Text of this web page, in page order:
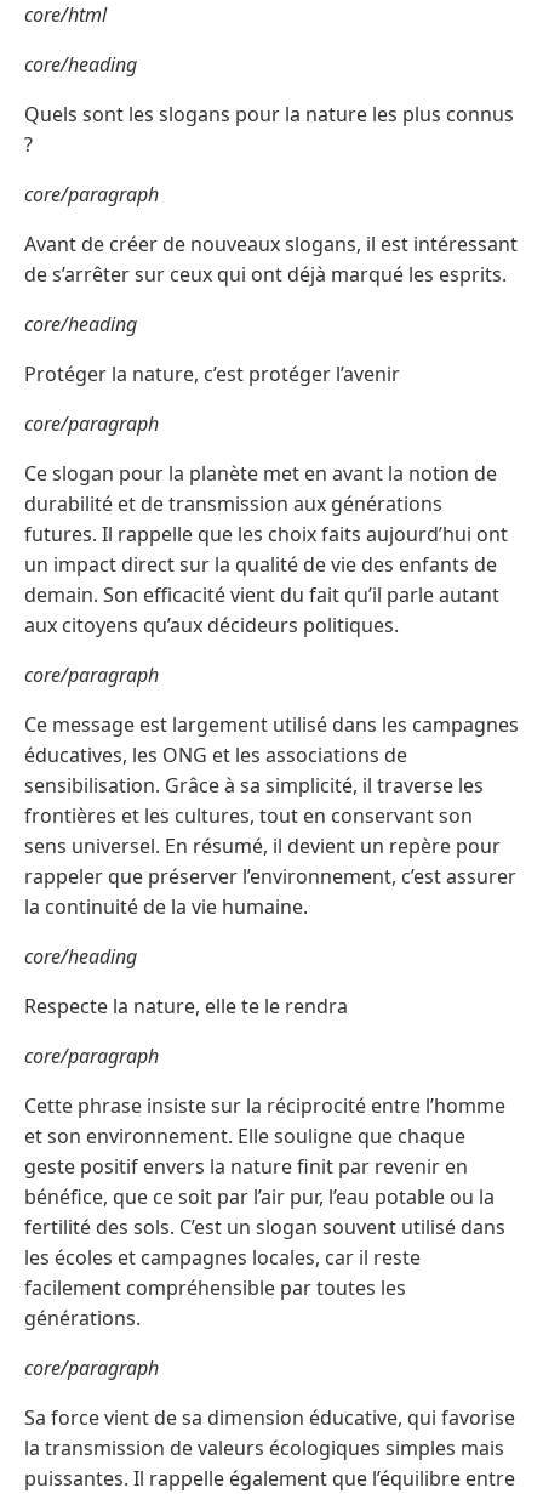
core/html
core/heading
Quels sont les slogans pour la nature les plus connus
?
core/paragraph
Avant de créer de nouveaux slogans, il est intéressant
de s’arrêter sur ceux qui ont déjà marqué les esprits.
core/heading
Protéger la nature, c’est protéger l’avenir
core/paragraph
Ce slogan pour la planète met en avant la notion de
durabilité et de transmission aux générations
futures. Il rappelle que les choix faits aujourd’hui ont
un impact direct sur la qualité de vie des enfants de
demain. Son efficacité vient du fait qu’il parle autant
aux citoyens qu’aux décideurs politiques.
core/paragraph
Ce message est largement utilisé dans les campagnes
éducatives, les ONG et les associations de
sensibilisation. Grâce à sa simplicité, il traverse les
frontières et les cultures, tout en conservant son
sens universel. En résumé, il devient un repère pour
rappeler que préserver l’environnement, c’est assurer
la continuité de la vie humaine.
core/heading
Respecte la nature, elle te le rendra
core/paragraph
Cette phrase insiste sur la réciprocité entre l’homme
et son environnement. Elle souligne que chaque
geste positif envers la nature finit par revenir en
bénéfice, que ce soit par l’air pur, l’eau potable ou la
fertilité des sols. C’est un slogan souvent utilisé dans
les écoles et campagnes locales, car il reste
facilement compréhensible par toutes les
générations.
core/paragraph
Sa force vient de sa dimension éducative, qui favorise
la transmission de valeurs écologiques simples mais
puissantes. Il rappelle également que l’équilibre entre